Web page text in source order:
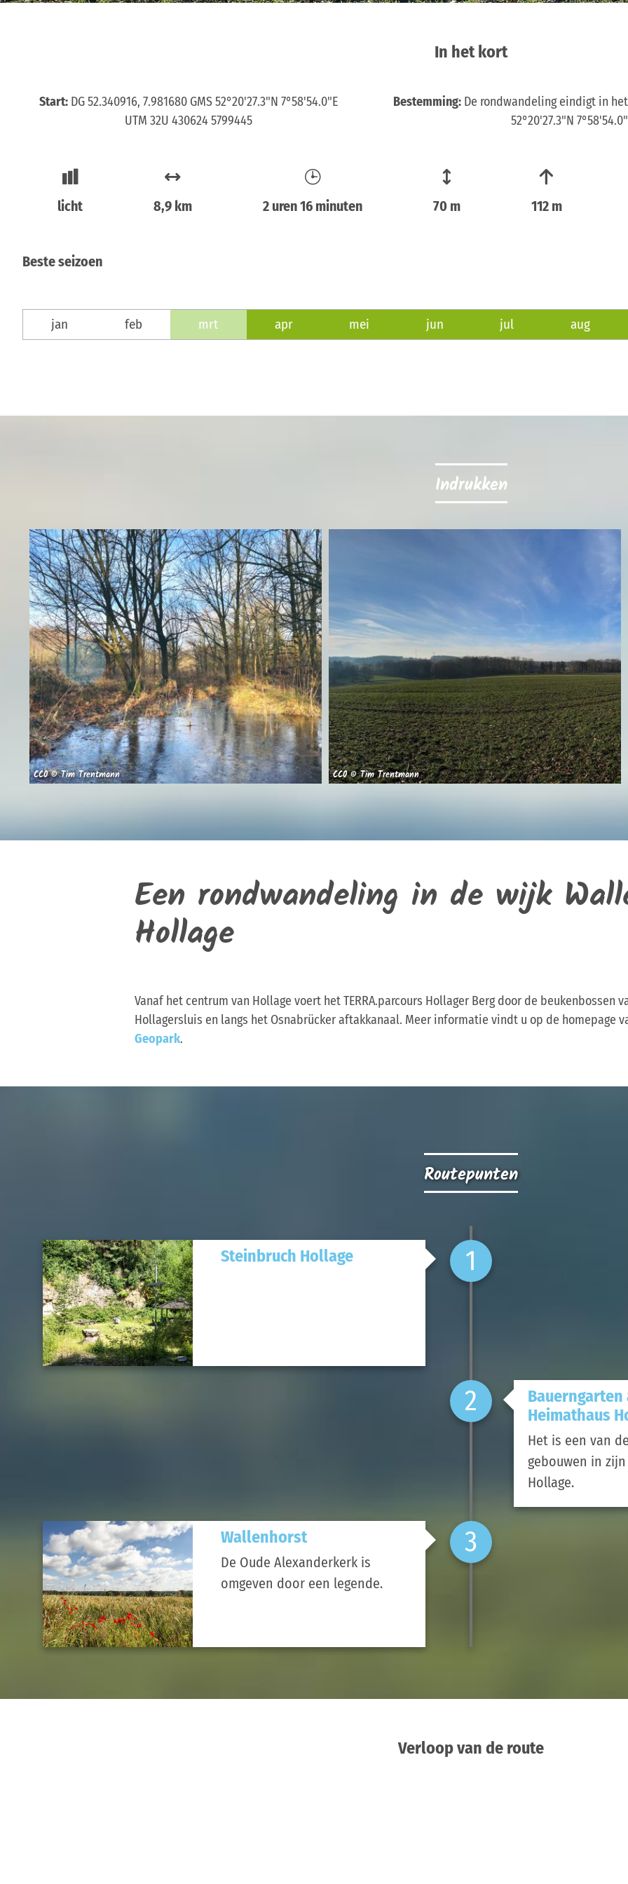
In het kort
Start: DG 52.340916, 7.981680 GMS 52°20'27.3"N 7°58'54.0"E
UTM 32U 430624 5799445
Bestemming: De rondwandeling eindigt in het
52°20'27.3"N
licht 8,9 km 2 uren 16 minuten 70 m 112 m
Beste seizoen
jan feb mrt apr mei jun jul aug
Indrukken
CC0 © Tim Trentmann CC0 © Tim Trentmann
Een rondwandeling in de wijk
Hollage
Vanaf het centrum van Hollage voert het TERRA.parcours Hollager Berg door de beukenbossen
Hollagersluis en langs het Osnabrücker aftakkanaal. Meer informatie vindt u op de homepage
Geopark.
Routepunten
Steinbruch Hollage 1
Bauerngarten
Heimathaus
Het is een van
gebouwen in
Hollage.
2
Wallenhorst
De Oude Alexanderkerk is
omgeven door een legende.
3
Verloop van de route